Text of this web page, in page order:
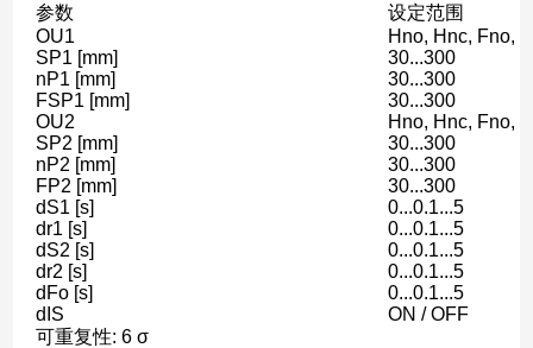
参数
设定范围
OU1
Hno, Hnc, Fno,
SP1 [mm]
30...300
nP1 [mm]
30...300
FSP1 [mm]
30...300
OU2
Hno, Hnc, Fno,
SP2 [mm]
30...300
nP2 [mm]
30...300
FP2 [mm]
30...300
dS1 [s]
0...0.1...5
dr1 [s]
0...0.1...5
dS2 [s]
0...0.1...5
dr2 [s]
0...0.1...5
dFo [s]
0...0.1...5
dIS
ON / OFF
可重复性: 6 σ